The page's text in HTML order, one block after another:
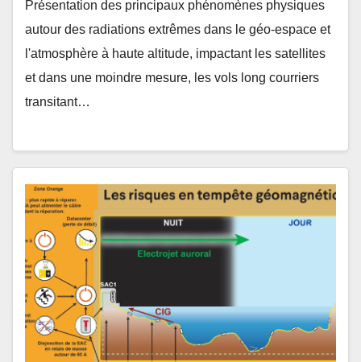
Présentation des principaux phénomènes physiques
autour des radiations extrêmes dans le géo-espace et
l'atmosphère à haute altitude, impactant les satellites
et dans une moindre mesure, les vols long courriers
transitant…